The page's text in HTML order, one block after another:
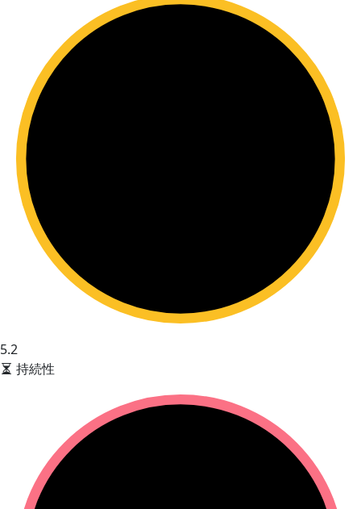
5.2
持続性